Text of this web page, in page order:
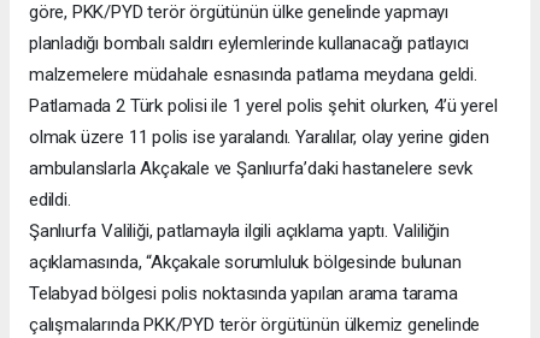
göre, PKK/PYD terör örgütünün ülke genelinde yapmayı
planladığı bombalı saldırı eylemlerinde kullanacağı patlayıcı
malzemelere müdahale esnasında patlama meydana geldi.
Patlamada 2 Türk polisi ile 1 yerel polis şehit olurken, 4’ü yerel
olmak üzere 11 polis ise yaralandı. Yaralılar, olay yerine giden
ambulanslarla Akçakale ve Şanlıurfa’daki hastanelere sevk
edildi.
Şanlıurfa Valiliği, patlamayla ilgili açıklama yaptı. Valiliğin
açıklamasında, “Akçakale sorumluluk bölgesinde bulunan
Telabyad bölgesi polis noktasında yapılan arama tarama
çalışmalarında PKK/PYD terör örgütünün ülkemiz genelinde